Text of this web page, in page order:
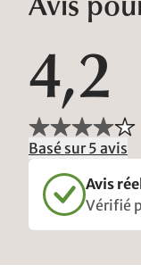
Avis
4,2
Basé sur 5 avis
Avis
Vérifié